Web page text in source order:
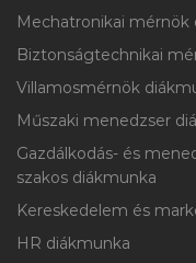
Mechatronikai mérnök
Biztonságtechnikai
Villamosmérnök
Műszaki menedzser
Gazdálkodás- és
szakos diákmunka
Kereskedelem és
HR diákmunka